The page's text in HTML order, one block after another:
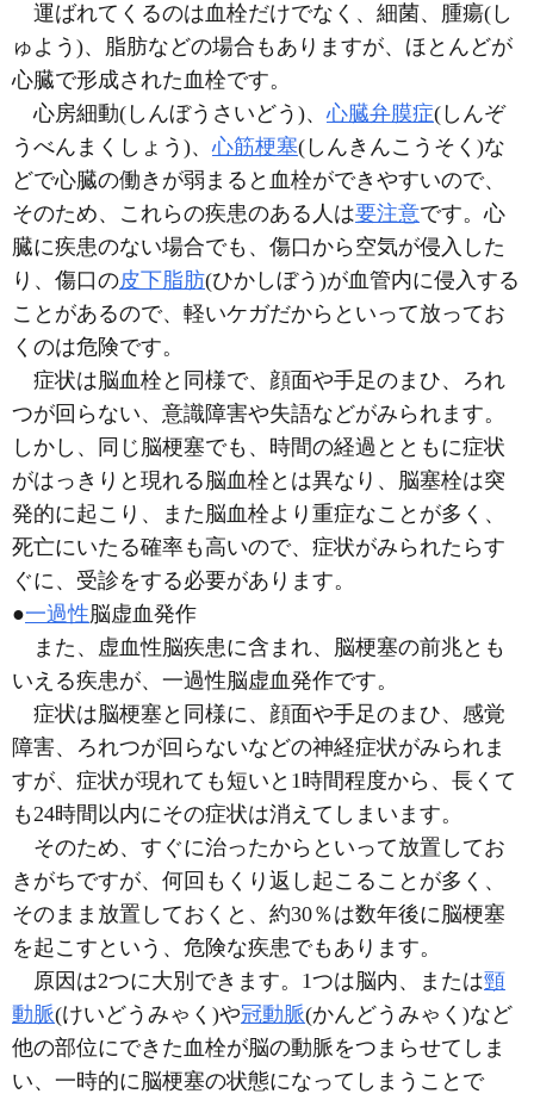
運ばれてくるのは血栓だけでなく、細菌、腫瘍(し
ゅよう)、脂肪などの場合もありますが、ほとんどが
心臓で形成された血栓です。
心房細動(しんぼうさいどう)、心臓弁膜症(しんぞ
うべんまくしょう)、心筋梗塞(しんきんこうそく)な
どで心臓の働きが弱まると血栓ができやすいので、
そのため、これらの疾患のある人は要注意です。心
臓に疾患のない場合でも、傷口から空気が侵入した
り、傷口の皮下脂肪(ひかしぼう)が血管内に侵入する
ことがあるので、軽いケガだからといって放ってお
くのは危険です。
症状は脳血栓と同様で、顔面や手足のまひ、ろれ
つが回らない、意識障害や失語などがみられます。
しかし、同じ脳梗塞でも、時間の経過とともに症状
がはっきりと現れる脳血栓とは異なり、脳塞栓は突
発的に起こり、また脳血栓より重症なことが多く、
死亡にいたる確率も高いので、症状がみられたらす
ぐに、受診をする必要があります。
●一過性脳虚血発作
また、虚血性脳疾患に含まれ、脳梗塞の前兆とも
いえる疾患が、一過性脳虚血発作です。
症状は脳梗塞と同様に、顔面や手足のまひ、感覚
障害、ろれつが回らないなどの神経症状がみられま
すが、症状が現れても短いと1時間程度から、長くて
も24時間以内にその症状は消えてしまいます。
そのため、すぐに治ったからといって放置してお
きがちですが、何回もくり返し起こることが多く、
そのまま放置しておくと、約30％は数年後に脳梗塞
を起こすという、危険な疾患でもあります。
原因は2つに大別できます。1つは脳内、または頸
動脈(けいどうみゃく)や冠動脈(かんどうみゃく)など
他の部位にできた血栓が脳の動脈をつまらせてしま
い、一時的に脳梗塞の状態になってしまうことで